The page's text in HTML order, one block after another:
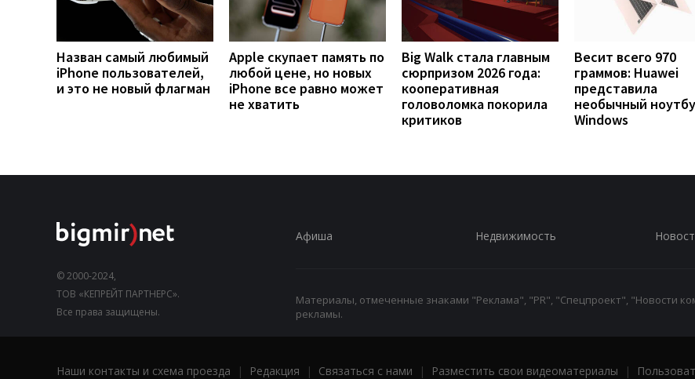
Назван самый любимый
iPhone пользователей,
и это не новый флагман
Apple скупает память по
любой цене, но новых
iPhone все равно может
не хватить
Big Walk стала главным
сюрпризом 2026 года:
кооперативная
головоломка покорила
критиков
Весит всего 970
граммов: Huawei
представила
необычный
Windows
© 2000-2024,
ТОВ «КЕПРЕЙТ ПАРТНЕРС».
Все права защищены.
Афиша Недвижимость
Материалы, отмеченные знаками "Реклама", "PR", "Спецпроект", "Новости
рекламы.
Наши контакты и схема проезда | Редакция | Связаться с нами | Разместить свои видеоматериалы |